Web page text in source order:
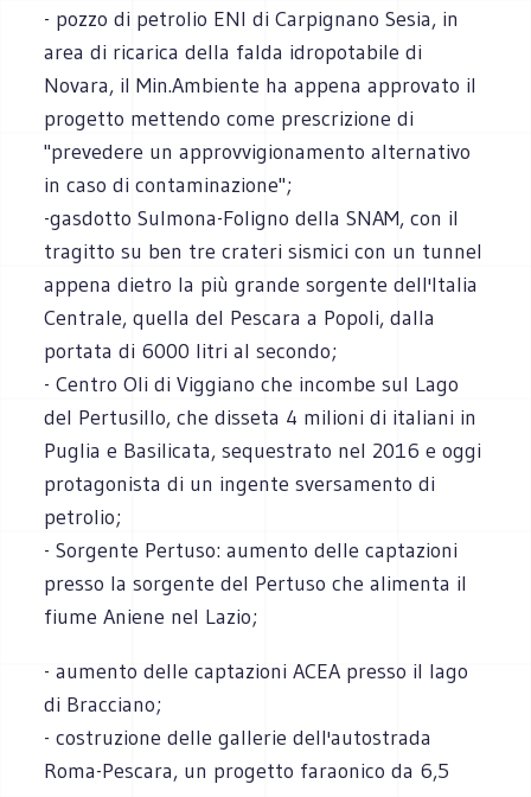
- pozzo di petrolio ENI di Carpignano Sesia, in
area di ricarica della falda idropotabile di
Novara, il Min.Ambiente ha appena approvato il
progetto mettendo come prescrizione di
"prevedere un approvvigionamento alternativo
in caso di contaminazione";
-gasdotto Sulmona-Foligno della SNAM, con il
tragitto su ben tre crateri sismici con un tunnel
appena dietro la più grande sorgente dell'Italia
Centrale, quella del Pescara a Popoli, dalla
portata di 6000 litri al secondo;
- Centro Oli di Viggiano che incombe sul Lago
del Pertusillo, che disseta 4 milioni di italiani in
Puglia e Basilicata, sequestrato nel 2016 e oggi
protagonista di un ingente sversamento di
petrolio;
- Sorgente Pertuso: aumento delle captazioni
presso la sorgente del Pertuso che alimenta il
fiume Aniene nel Lazio;
- aumento delle captazioni ACEA presso il lago
di Bracciano;
- costruzione delle gallerie dell'autostrada
Roma-Pescara, un progetto faraonico da 6,5